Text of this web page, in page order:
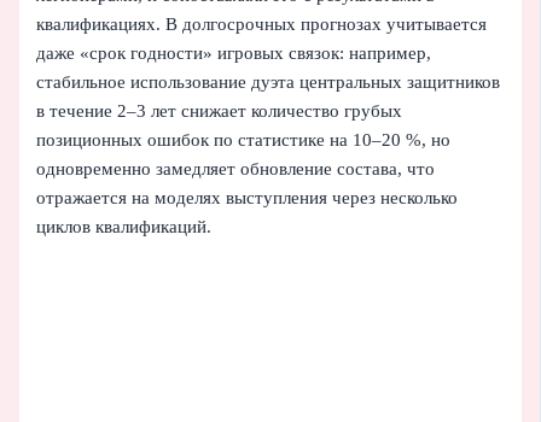
квалификациях. В долгосрочных прогнозах учитывается
даже «срок годности» игровых связок: например,
стабильное использование дуэта центральных защитников
в течение 2–3 лет снижает количество грубых
позиционных ошибок по статистике на 10–20 %, но
одновременно замедляет обновление состава, что
отражается на моделях выступления через несколько
циклов квалификаций.